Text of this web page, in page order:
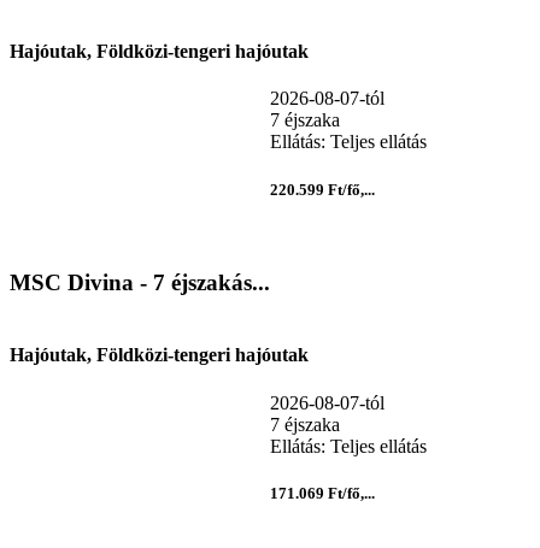
Hajóutak, Földközi-tengeri hajóutak
2026-08-07-tól
7 éjszaka
Ellátás: Teljes ellátás
220.599 Ft/fő,...
MSC Divina - 7 éjszakás...
Hajóutak, Földközi-tengeri hajóutak
2026-08-07-tól
7 éjszaka
Ellátás: Teljes ellátás
171.069 Ft/fő,...